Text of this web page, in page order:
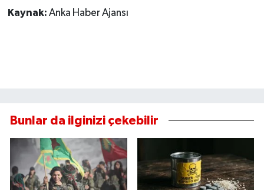
Kaynak: Anka Haber Ajansı
Bunlar da ilginizi çekebilir